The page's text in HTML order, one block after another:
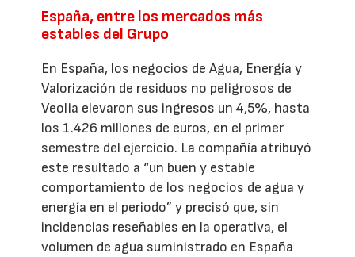
España, entre los mercados más
estables del Grupo
En España, los negocios de Agua, Energía y
Valorización de residuos no peligrosos de
Veolia elevaron sus ingresos un 4,5%, hasta
los 1.426 millones de euros, en el primer
semestre del ejercicio. La compañía atribuyó
este resultado a “un buen y estable
comportamiento de los negocios de agua y
energía en el periodo” y precisó que, sin
incidencias reseñables en la operativa, el
volumen de agua suministrado en España